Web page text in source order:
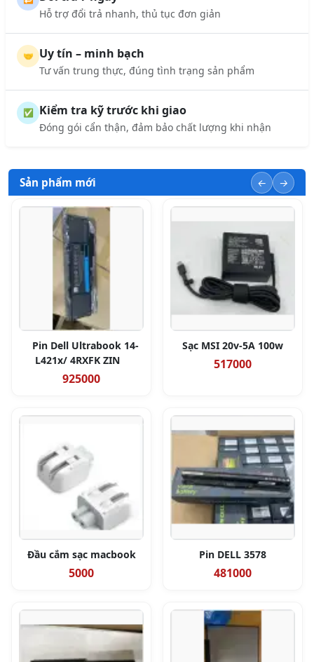
Hỗ trợ đổi trả nhanh, thủ tục đơn giản
🤝 Uy tín – minh bạch
Tư vấn trung thực, đúng tình trạng sản phẩm
✅ Kiểm tra kỹ trước khi giao
Đóng gói cẩn thận, đảm bảo chất lượng khi nhận
Sản phẩm mới
Pin Dell Ultrabook 14-
L421x/ 4RXFK ZIN
925000
Sạc MSI 20v-5A 100w
517000
Đầu cắm sạc macbook
5000
Pin DELL 3578
481000